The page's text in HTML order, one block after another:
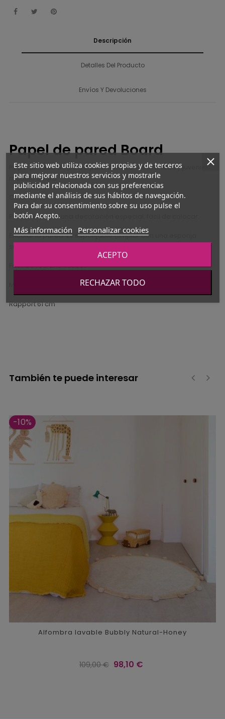
Descripción
Detalles Del Producto
Envíos Y Devoluciones
Papel de pared Board
Papel pintado de pared para dormitorios infantiles y juveniles,
modelo Board
Color único.
Para conseguir una decoración especial, fácil de colocar.
Encolar la pared. Es esponjable (limpiar con una esponja
Fácil de retirar en seco..
Medidas del rollo: 61 cm x 10 m.
Rapport 61 cm
También te puede interesar
-10%
Alfombra lavable Bubbly Natural-Honey
Precio
109,00 € Precio
98,10 €
Este sitio web utiliza cookies propias y de terceros
para mejorar nuestros servicios y mostrarle
publicidad relacionada con sus preferencias
mediante el análisis de sus hábitos de navegación.
Para dar su consentimiento sobre su uso pulse el
botón Acepto.
Más información Personalizar cookies
RECHAZAR TODO
ACEPTO